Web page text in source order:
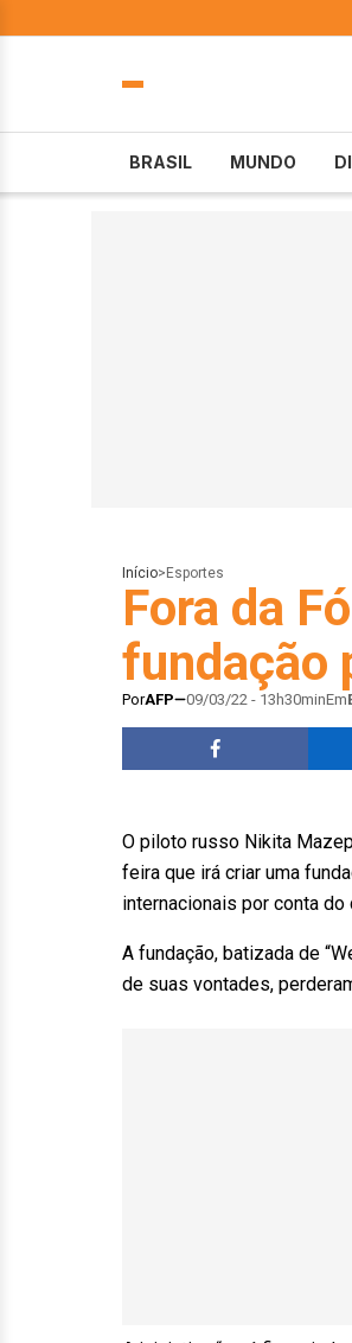
BRASIL MUNDO
Início> Esportes
Fora da
fundação
PorAFP 09/03/22 - 13h30minEm
O piloto russo Nikita
feira que irá criar uma
internacionais por conta do
A fundação, batizada de
de suas vontades,